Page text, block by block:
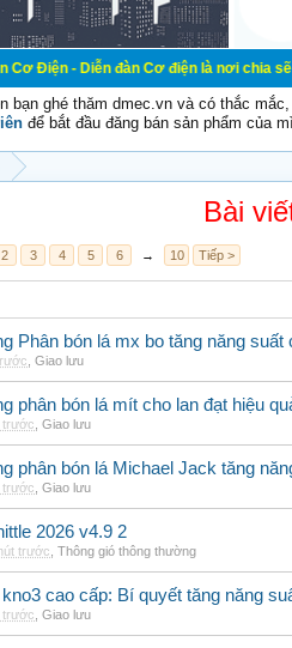
đàn Cơ điện là nơi chia sẽ kiến
bạn ghé thăm dmec.vn và có thắc
để bắt đầu đăng bán sản phẩm của
Bài
2 3 4 5 6 → 10 Tiếp >
Phân bón lá mx bo tăng năng suất
Giao lưu
phân bón lá mít cho lan đạt hiệu
trước Giao lưu
phân bón lá Michael Jack tăng
trước Giao lưu
2026 v4.9 2
trước Thông gió thông thường
kno3 cao cấp: Bí quyết tăng năng
trước Giao lưu